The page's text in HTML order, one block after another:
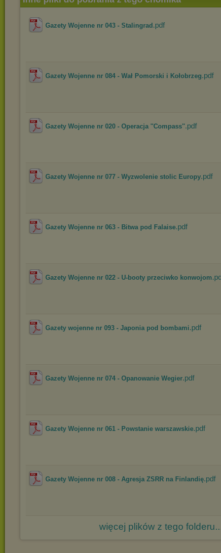
Gazety Wojenne nr 043 - Stalingrad .pdf
Gazety Wojenne nr 084 - Wał Pomorski i Kołobrzeg.pdf
Gazety Wojenne nr 020 - Operacja ''Compass''.pdf
Gazety Wojenne nr 077 - Wyzwolenie stolic Europy.pdf
Gazety Wojenne nr 063 - Bitwa pod Falaise.pdf
Gazety Wojenne nr 022 - U-booty przeciwko konwojom
Gazety wojenne nr 093 - Japonia pod bombami.pdf
Gazety Wojenne nr 074 - Opanowanie Wegier.pdf
Gazety Wojenne nr 061 - Powstanie warszawskie.pdf
Gazety Wojenne nr 008 - Agresja ZSRR na Finlandię.pdf
więcej plików z tego